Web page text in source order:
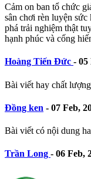
Cảm on ban tổ chức
sân chơi rèn luyện
phá trải nghiệm thật
hạnh phúc và cống
Hoàng Tiến Đức - 05
Bài viết hay chất
Đồng ken - 07 Feb,
Bài viết có nội dung
Trần Long - 06 Feb,